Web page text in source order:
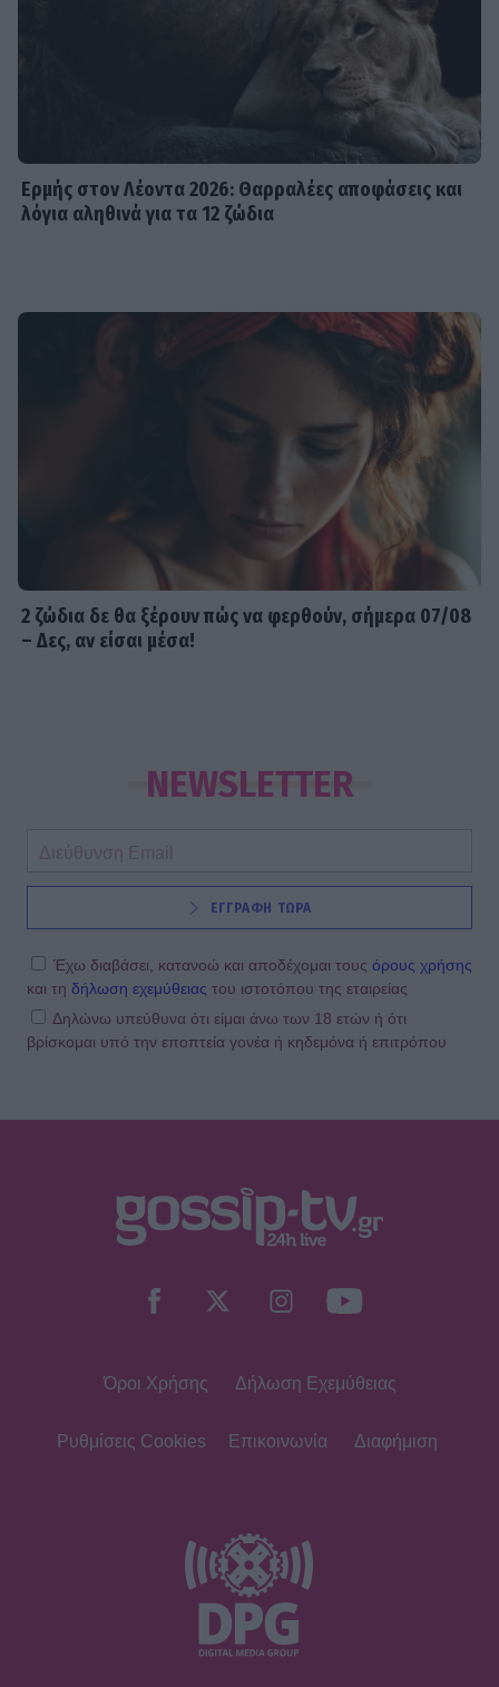
Ερμής στον Λέοντα 2026: Θαρραλέες αποφάσεις και
λόγια αληθινά για τα 12 ζώδια
2 ζώδια δε θα ξέρουν πώς να φερθούν, σήμερα 07/08
– Δες, αν είσαι μέσα!
NEWSLETTER
ΕΓΓΡΑΦΗ ΤΩΡΑ
Έχω διαβάσει, κατανοώ και αποδέχομαι τους όρους χρήσης
και τη δήλωση εχεμύθειας του ιστοτόπου της εταιρείας
Δηλώνω υπεύθυνα ότι είμαι άνω των 18 ετών ή ότι
βρίσκομαι υπό την εποπτεία γονέα ή κηδεμόνα ή επιτρόπου
Όροι Χρήσης Δήλωση Εχεμύθειας
Ρυθμίσεις Cookies Επικοινωνία Διαφήμιση